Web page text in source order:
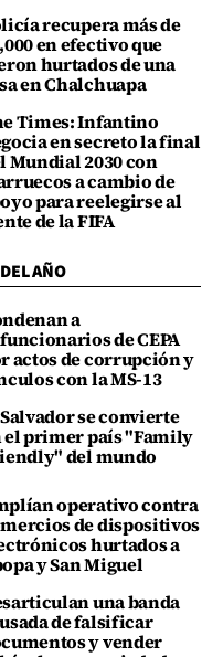
recupera más de
en efectivo que
hurtados de una
en Chalchuapa
Times: Infantino
en secreto la final
Mundial 2030 con
a cambio de
para reelegirse al
de la FIFA
AÑO
a
de CEPA
actos de corrupción y
con la MS-13
se convierte
el primer país "Family
del mundo
operativo contra
de dispositivos
hurtados a
y San Miguel
una banda
de falsificar
y vender